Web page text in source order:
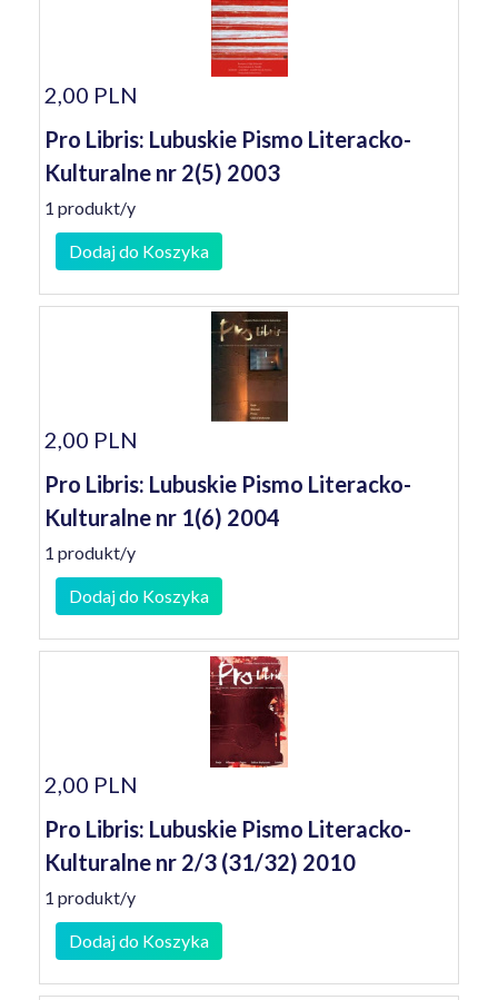
2,00 PLN
Pro Libris: Lubuskie Pismo Literacko-
Kulturalne nr 2(5) 2003
1 produkt/y
Dodaj do Koszyka
2,00 PLN
Pro Libris: Lubuskie Pismo Literacko-
Kulturalne nr 1(6) 2004
1 produkt/y
Dodaj do Koszyka
2,00 PLN
Pro Libris: Lubuskie Pismo Literacko-
Kulturalne nr 2/3 (31/32) 2010
1 produkt/y
Dodaj do Koszyka